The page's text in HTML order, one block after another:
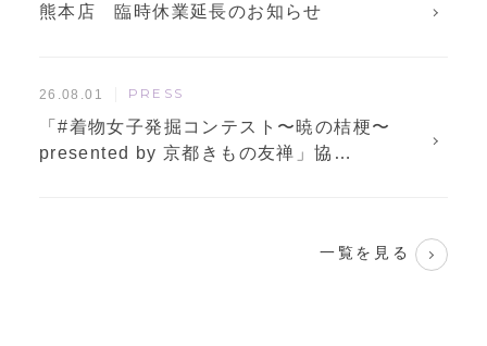
熊本店 臨時休業延長のお知らせ
26.08.01 PRESS
「#着物女子発掘コンテスト〜暁の桔梗〜
presented by 京都きもの友禅」協…
一覧を見る